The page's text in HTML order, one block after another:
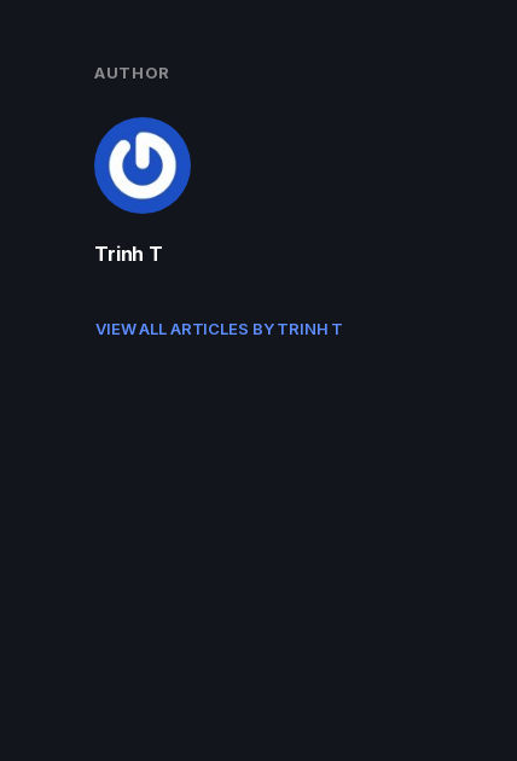
AUTHOR
Trinh T
VIEW ALL ARTICLES BY TRINH T